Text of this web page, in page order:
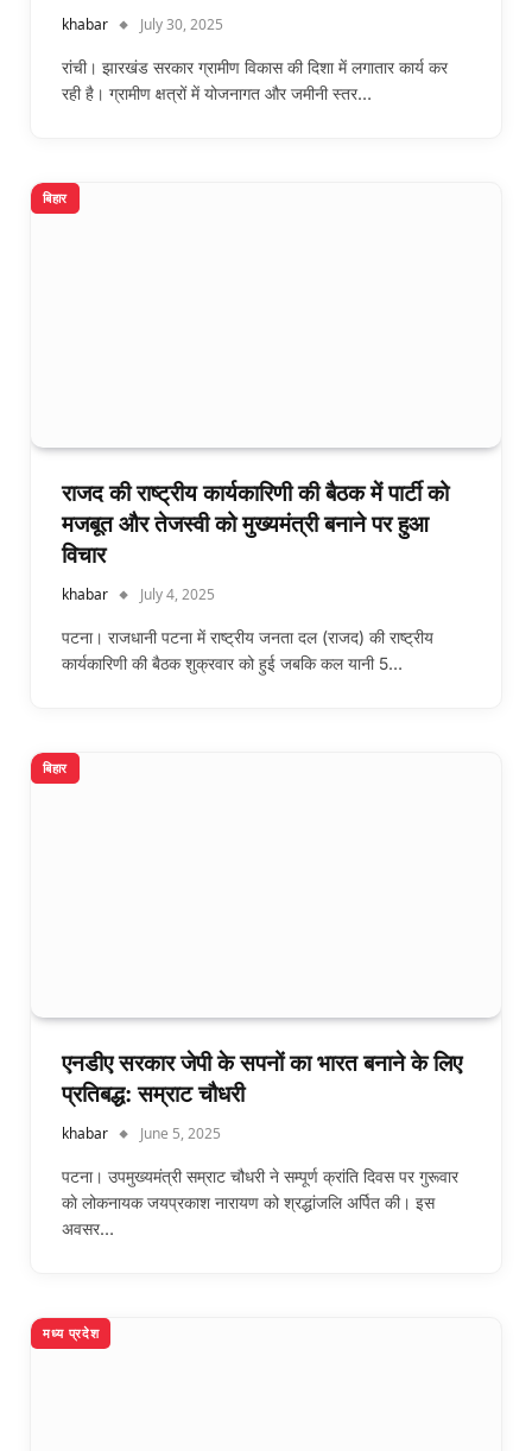
khabar July 30, 2025
रांची। झारखंड सरकार ग्रामीण विकास की दिशा में लगातार कार्य कर
रही है। ग्रामीण क्षत्रों में योजनागत और जमीनी स्तर…
बिहार
राजद की राष्ट्रीय कार्यकारिणी की बैठक में पार्टी को
मजबूत और तेजस्वी को मुख्यमंत्री बनाने पर हुआ
विचार
khabar July 4, 2025
पटना। राजधानी पटना में राष्ट्रीय जनता दल (राजद) की राष्ट्रीय
कार्यकारिणी की बैठक शुक्रवार को हुई जबकि कल यानी 5…
बिहार
एनडीए सरकार जेपी के सपनों का भारत बनाने के लिए
प्रतिबद्ध: सम्राट चौधरी
khabar June 5, 2025
पटना। उपमुख्यमंत्री सम्राट चौधरी ने सम्पूर्ण क्रांति दिवस पर गुरूवार
काे लोकनायक जयप्रकाश नारायण को श्रद्धांजलि अर्पित की। इस
अवसर…
मध्य प्रदेश